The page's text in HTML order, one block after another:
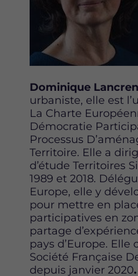
Dominique
urbaniste, elle est
La Charte
Démocratie
Processus
Territoire. Elle a
d’étude Territoires
1989 et 2018.
Europe, elle y
pour mettre en
participatives en
partage
pays d’Europe. Elle
Société Française
depuis janvier 2020.